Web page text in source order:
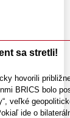
sa stretli!
hovorili
BRICS bolo
veľké
ide o